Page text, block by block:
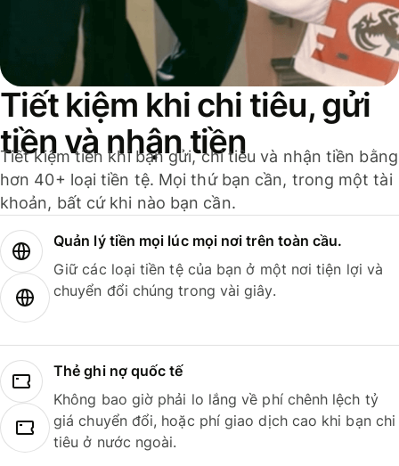
Tiết kiệm khi chi tiêu, gửi
tiền và nhận tiền
Tiết kiệm tiền khi bạn gửi, chi tiêu và nhận tiền bằng
hơn 40+ loại tiền tệ. Mọi thứ bạn cần, trong một tài
khoản, bất cứ khi nào bạn cần.
Quản lý tiền mọi lúc mọi nơi trên toàn cầu.
Giữ các loại tiền tệ của bạn ở một nơi tiện lợi và
chuyển đổi chúng trong vài giây.
Thẻ ghi nợ quốc tế
Không bao giờ phải lo lắng về phí chênh lệch tỷ
giá chuyển đổi, hoặc phí giao dịch cao khi bạn chi
tiêu ở nước ngoài.